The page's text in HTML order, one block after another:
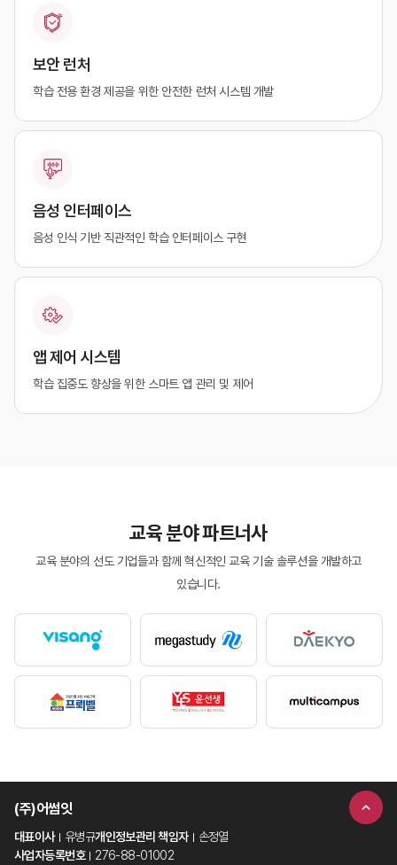
보안 런처
학습 전용 환경 제공을 위한안전한 런처 시스템 개발
음성 인터페이스
음성 인식 기반 직관적인 학습인터페이스 구현
앱 제어 시스템
학습 집중도 향상을 위한스마트 앱 관리 및 제어
교육 분야 파트너사
교육 분야의 선도 기업들과 함께 혁신적인 교육 기술 솔루션을 개발하고
있습니다.
(주)어썸잇
대표이사 유병규개인정보관리 책임자
손정열
사업자등록번호
276-88-01002